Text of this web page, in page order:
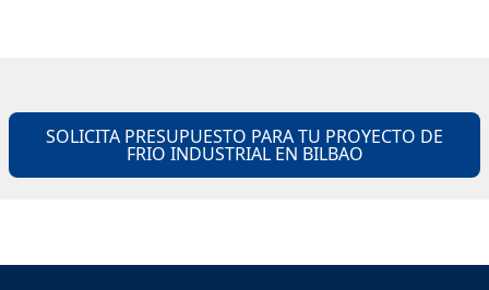
SOLICITA PRESUPUESTO PARA TU PROYECTO DE
FRIO INDUSTRIAL EN BILBAO